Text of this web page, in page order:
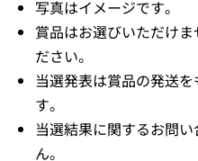
写真はイメージです。
賞品はお選びいただけ
ださい。
当選発表は賞品の発送
す。
当選結果に関するお問
ん。